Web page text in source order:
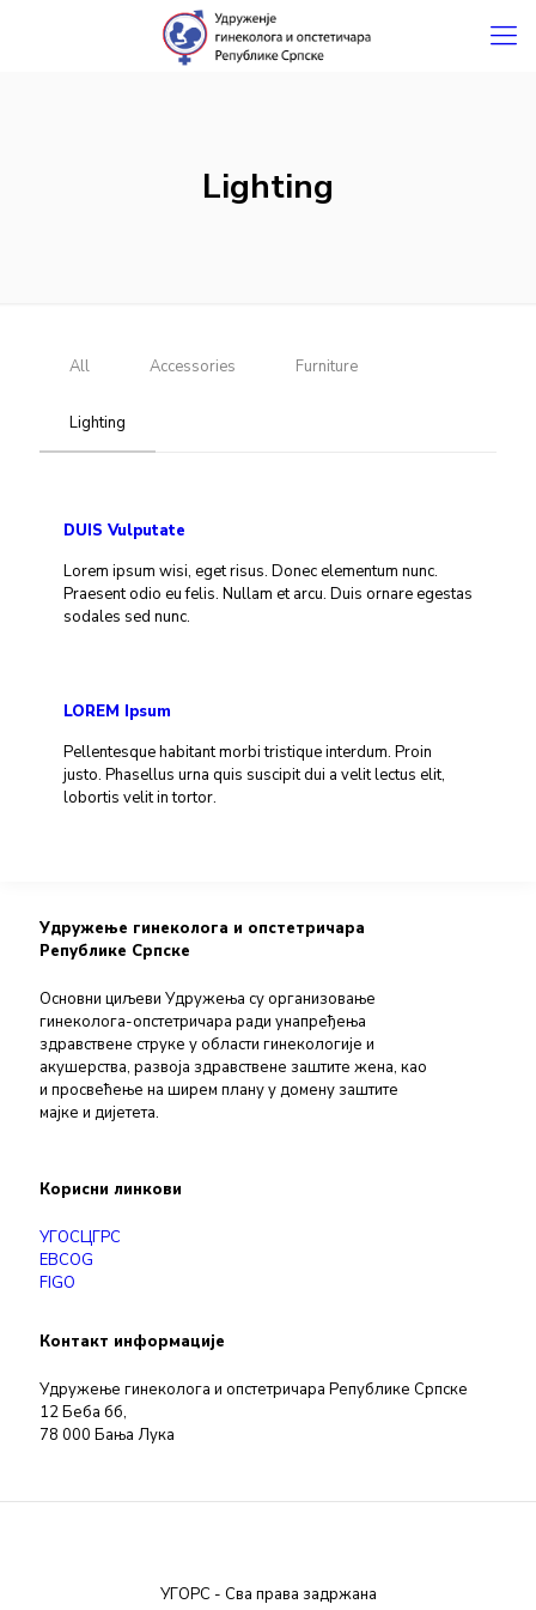
Lighting
All Accessories Furniture
Lighting
DUIS Vulputate
Lorem ipsum wisi, eget risus. Donec elementum nunc.
Praesent odio eu felis. Nullam et arcu. Duis ornare egestas
sodales sed nunc.
LOREM Ipsum
Pellentesque habitant morbi tristique interdum. Proin
justo. Phasellus urna quis suscipit dui a velit lectus elit,
lobortis velit in tortor.
Удружење гинеколога и опстетричара
Републике Српске
Основни циљеви Удружења су организовање
гинеколога-опстетричара ради унапређења
здравствене струке у области гинекологије и
акушерства, развоја здравствене заштите жена, као
и просвећење на ширем плану у домену заштите
мајке и дијетета.
Корисни линкови
УГОСЦГРС
EBCOG
FIGO
Контакт информације
Удружење гинеколога и опстетричара Републике Српске
12 Беба бб,
78 000 Бања Лука
УГОРС - Сва права задржана